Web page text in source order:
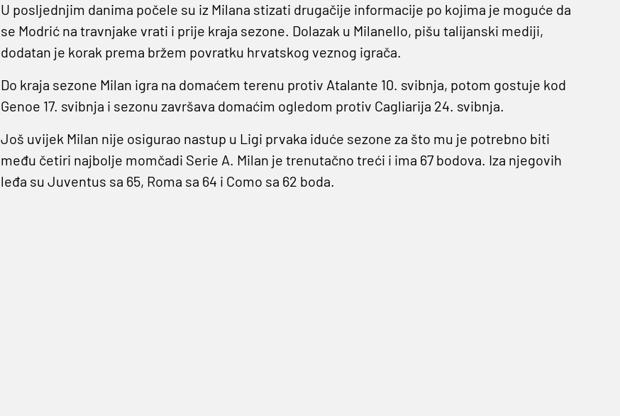
U posljednjim danima počele su iz Milana stizati drugačije informacije po kojima je moguće da
se Modrić na travnjake vrati i prije kraja sezone. Dolazak u Milanello, pišu talijanski mediji,
dodatan je korak prema bržem povratku hrvatskog veznog igrača.
Do kraja sezone Milan igra na domaćem terenu protiv Atalante 10. svibnja, potom gostuje kod
Genoe 17. svibnja i sezonu završava domaćim ogledom protiv Cagliarija 24. svibnja.
Još uvijek Milan nije osigurao nastup u Ligi prvaka iduće sezone za što mu je potrebno biti
među četiri najbolje momčadi Serie A. Milan je trenutačno treći i ima 67 bodova. Iza njegovih
leđa su Juventus sa 65, Roma sa 64 i Como sa 62 boda.